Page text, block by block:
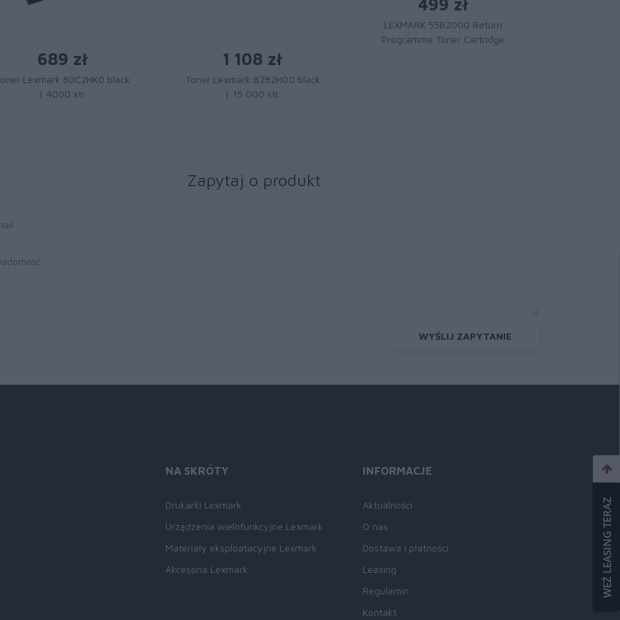
689 zł
Lexmark 80C2HK0 black
| 4000 str.
1 108 zł
Toner Lexmark B282H00 black
| 15 000 str.
LEXMARK 55B2000 Return
Programme Toner Cartridge
Zapytaj o produkt
WYŚLIJ ZAPYTANIE
NA SKRÓTY
Drukarki Lexmark
Urządzenia wielofunkcyjne Lexmark
Materiały eksploatacyjne Lexmark
Akcesoria Lexmark
INFORMACJE
Aktualności
O nas
Dostawa i płatności
Leasing
Regulamin
Kontakt
WEŹ LEASING TERAZ